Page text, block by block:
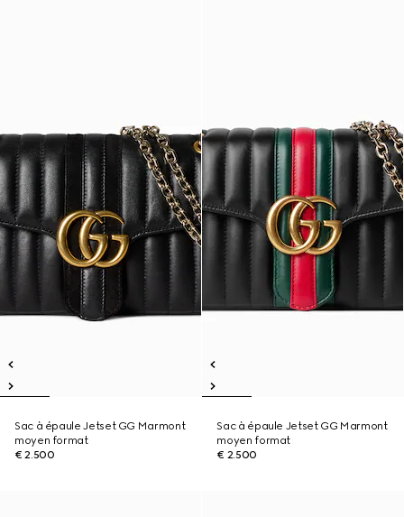
Sac à épaule Jetset GG Marmont
moyen format
€ 2.500
Sac à épaule Jetset GG Marmont
moyen format
€ 2.500